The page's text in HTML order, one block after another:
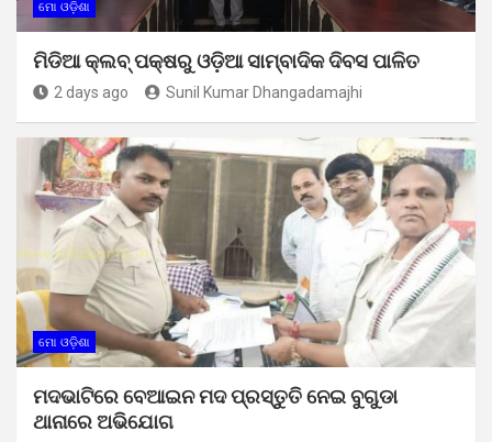
ମୋ ଓଡ଼ିଶା
ମିଡିଆ କ୍ଲବ୍ ପକ୍ଷରୁ ଓଡ଼ିଆ ସାମ୍ବାଦିକ ଦିବସ ପାଳିତ
2 days ago Sunil Kumar Dhangadamajhi
ମୋ ଓଡ଼ିଶା
ମଦଭାଟିରେ ବେଆଇନ ମଦ ପ୍ରସ୍ତୁତି ନେଇ ବୁଗୁଡା
ଥାନାରେ ଅଭିଯୋଗ